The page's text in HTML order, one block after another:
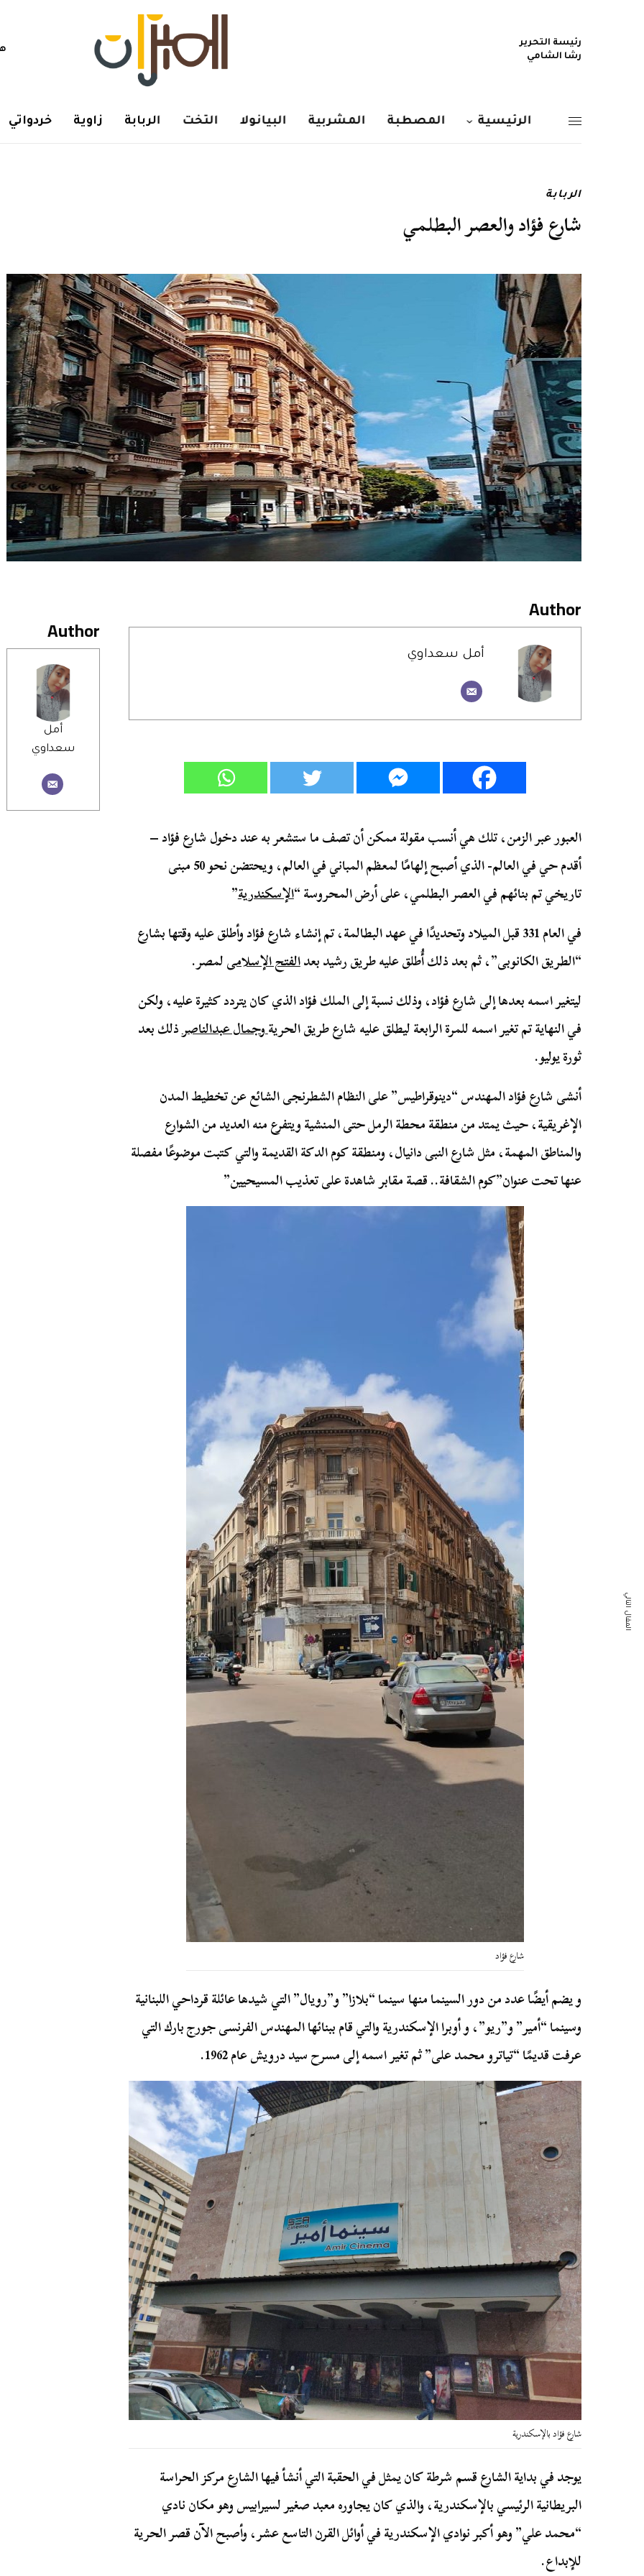
رئيسة التحرير
رشا الشامي
الرئيسية المصطبة المشربية البيانولا التخت الربابة زاوية خردواتي
الربابة
شارع فؤاد والعصر البطلمي
Author
أمل
سعداوي
Author
أمل سعداوي
العبور عبر الزمن، تلك هي أنسب مقولة ممكن أن تصف ما ستشعر به عند دخول شارع فؤاد –
أقدم حي في العالم- الذي أصبح إلهامًا لمعظم المباني في العالم، ويحتضن نحو 50 مبنى
تاريخي تم بنائهم في العصر البطلمي، على أرض المحروسة “الإسكندرية”
في العام 331 قبل الميلاد وتحديدًا في عهد البطالمة، تم إنشاء شارع فؤاد وأطلق عليه وقتها بشارع
“الطريق الكانوبى”، ثم بعد ذلك أُطلق عليه طريق رشيد بعدالفتح الإسلامىلمصر.
ليتغير اسمه بعدها إلى شارع فؤاد، وذلك نسبة إلى الملك فؤاد الذي كان يتردد كثيرة عليه، ولكن
في النهاية تم تغير اسمه للمرة الرابعة ليطلق عليه شارع طريق الحريةوجمال عبدالناصرذلك بعد
ثورة يوليو.
أنشى شارع فؤاد المهندس “دينوقراطيس” على النظام الشطرنجى الشائع عن تخطيط المدن
الإغريقية، حيث يمتد من منطقة محطة الرمل حتى المنشية ويتفرع منه العديد من الشوارع
والمناطق المهمة، مثل شارع النبى دانيال، ومنطقة كوم الدكة القديمة والتي كتبت موضوعًا مفصلة
عنها تحت عنوان”كوم الشقافة.. قصة مقابر شاهدة على تعذيب المسيحيين”
شارع فؤاد
و يضم أيضًا عدد من دور السينما منها سينما “بلازا” و”رويال” التي شيدها عائلة قرداحي اللبنانية
وسينما “أمير” و”ريو”، و أوبرا الإسكندرية والتي قام ببنائها المهندس الفرنسى جورج بارك التي
عرفت قديمًا “تياترو محمد على” ثم تغير اسمه إلى مسرح سيد درويش عام 1962.
شارع فؤاد بالإسكندرية
يوجد في بداية الشارع قسم شرطة كان يمثل في الحقبة التي أنشأ فيها الشارع مركز الحراسة
البريطانية الرئيسي بالإسكندرية، والذي كان يجاوره معبد صغير لسيرابيس وهو مكان نادي
“محمد علي” وهو أكبر نوادي الإسكندرية في أوائل القرن التاسع عشر، وأصبح الآن قصر الحرية
للإبداع.
المقال التالي